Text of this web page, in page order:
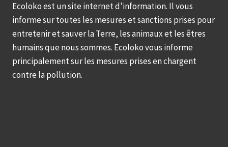
Ecoloko est un site internet d’information. Il vous
informe sur toutes les mesures et sanctions prises pour
entretenir et sauver la Terre, les animaux et les êtres
humains que nous sommes. Ecoloko vous informe
principalement sur les mesures prises en chargent
contre la pollution.